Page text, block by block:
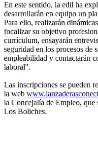
En este sentido, la edil ha
desarrollarán en equipo un
Para ello, realizarán
focalizar su objetivo
currículum, ensayarán
seguridad en los procesos de
empleabilidad y contactarán
laboral".
Las inscripciones se pueden
la web
la Concejalía de Empleo, que
Los Boliches.